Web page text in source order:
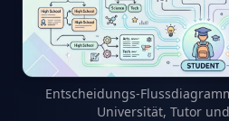
Entscheidungs-
Universität, Tutor